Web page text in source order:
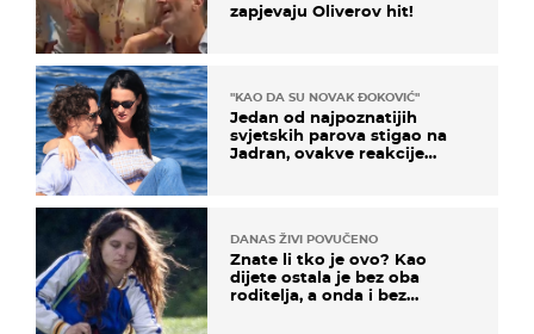
zapjevaju Oliverov hit!
"KAO DA SU NOVAK ĐOKOVIĆ"
Jedan od najpoznatijih
svjetskih parova stigao na
Jadran, ovakve reakcije
DANAS ŽIVI POVUČENO
Znate li tko je ovo? Kao
dijete ostala je bez oba
roditelja, a onda i bez